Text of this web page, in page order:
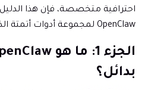
احترافية متخصصة، فإن هذا
OpenClaw لمجموعة أدوات أتمتة الذكاء الاصطناعي الخاصة بك.
بدائل؟